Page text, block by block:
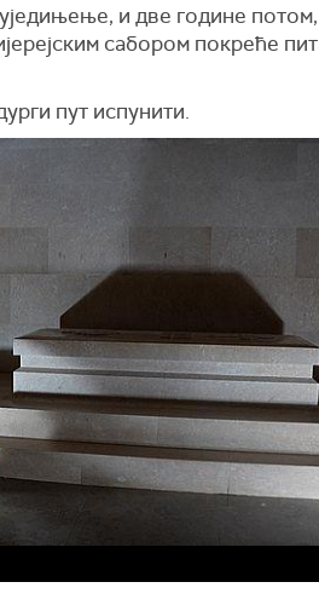
и две године потом,
сабором покреће
пут испунити.